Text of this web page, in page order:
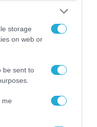
storage
on web or
be sent to
me
και